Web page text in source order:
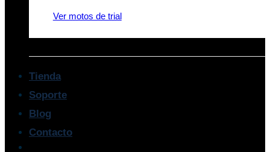
Ver motos de trial
Tienda
Soporte
Blog
Contacto